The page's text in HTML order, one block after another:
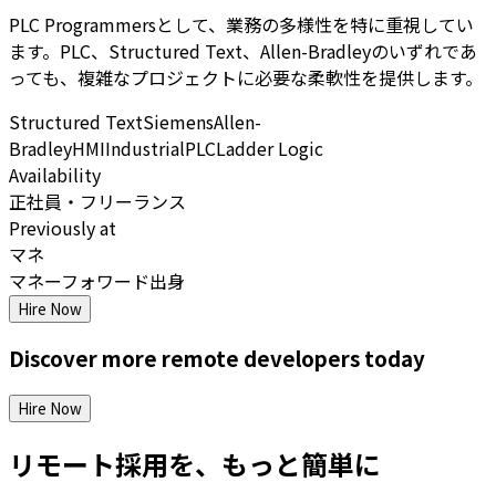
PLC Programmersとして、業務の多様性を特に重視してい
ます。PLC、Structured Text、Allen-Bradleyのいずれであ
っても、複雑なプロジェクトに必要な柔軟性を提供します。
Structured TextSiemensAllen-
BradleyHMIIndustrialPLCLadder Logic
Availability
正社員・フリーランス
Previously at
マネ
マネーフォワード出身
Hire Now
Discover more remote developerstoday
Hire Now
リモート採用を、もっと簡単に